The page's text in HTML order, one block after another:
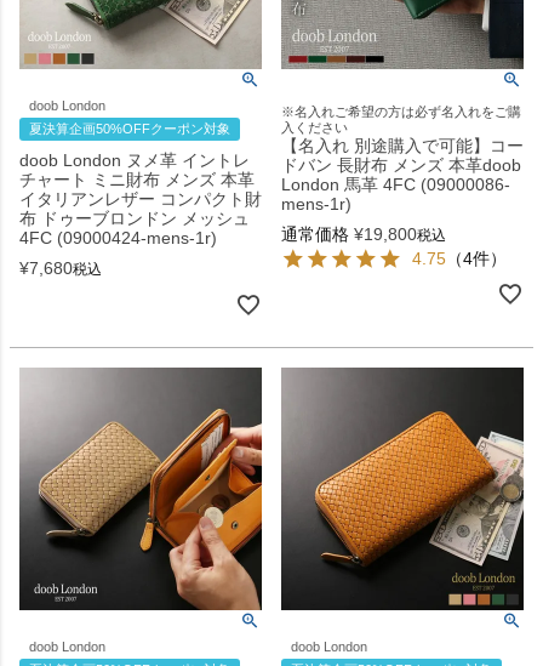
doob London
夏決算企画50%OFFクーポン対象
doob London ヌメ革 イントレ
チャート ミニ財布 メンズ 本革
イタリアンレザー コンパクト財
布 ドゥーブロンドン メッシュ
4FC (09000424-mens-1r)
¥7,680税込
※名入れご希望の方は必ず名入れをご購
入ください
【名入れ 別途購入で可能】コー
ドバン 長財布 メンズ 本革doob
London 馬革 4FC (09000086-
mens-1r)
通常価格 ¥19,800税込
4.75 （4件）
doob London
doob London